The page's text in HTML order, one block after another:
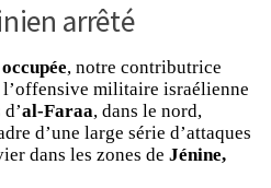
arrêté
, notre contributrice
l’offensive militaire israélienne
al-Faraa, dans le nord,
d’une large série d’attaques
dans les zones de Jénine,